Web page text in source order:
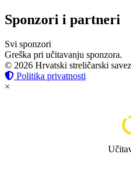
Sponzori i partneri
Svi sponzori
Greška pri učitavanju sponzora.
© 2026 Hrvatski streličarski
Politika privatnosti
×